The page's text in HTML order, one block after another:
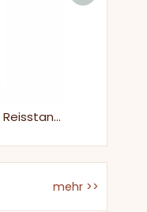
Leckerer heißer Verkauf Thai Reisstangen zäh gebratene Reis Vermicelli zäh
mehr >>